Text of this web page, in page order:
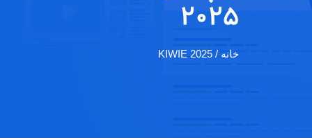
2025
خانه / KIWIE 2025